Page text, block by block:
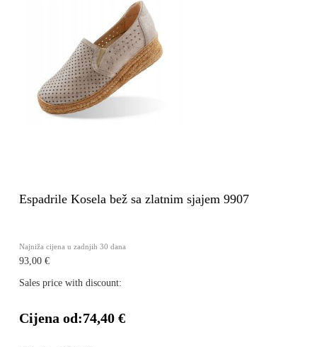
Espadrile Kosela bež sa zlatnim sjajem 9907
Najniža cijena u zadnjih 30 dana
93,00 €
Sales price with discount:
Cijena od:74,40 €